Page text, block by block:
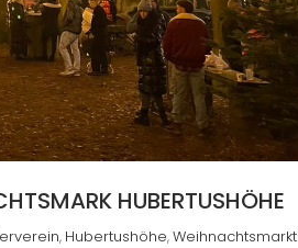
HUBERTUSHÖHE
, Hubertushöhe,Weihnachtsmarkt